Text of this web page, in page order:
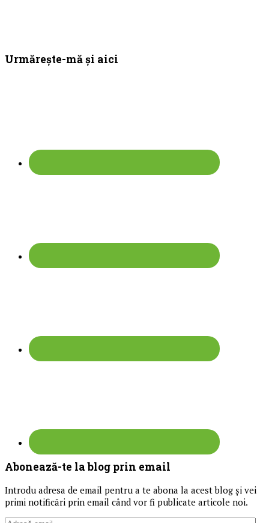
Bara
Urmărește-mă și aici
Abonează-te la blog prin email
Introdu adresa de email pentru a te abona la acest blog și vei
primi notificări prin email când vor fi publicate articole noi.